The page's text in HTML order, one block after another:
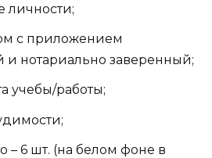
личности;
с приложением
нотариально заверенный;
учебы/работы;
– 6 шт. (на белом фоне в